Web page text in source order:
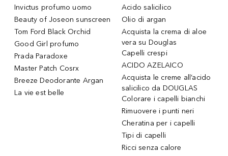
Invictus profumo uomo
Beauty of Joseon sunscreen
Tom Ford Black Orchid
Good Girl profumo
Prada Paradoxe
Master Patch Cosrx
Breeze Deodorante Argan
La vie est belle
Acido salicilico
Olio di argan
Acquista la crema di aloe
vera su Douglas
Capelli crespi
ACIDO AZELAICO
Acquista le creme all’acido
salicilico da DOUGLAS
Colorare i capelli bianchi
Rimuovere i punti neri
Cheratina per i capelli
Tipi di capelli
Ricci senza calore